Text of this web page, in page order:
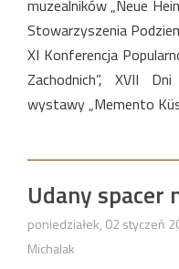
muzealników „Neue
Stowarzyszenia
XI Konferencja
Zachodnich”, XVII
wystawy „Memento
Udany spacer
poniedziałek, 02 styczeń
Michalak